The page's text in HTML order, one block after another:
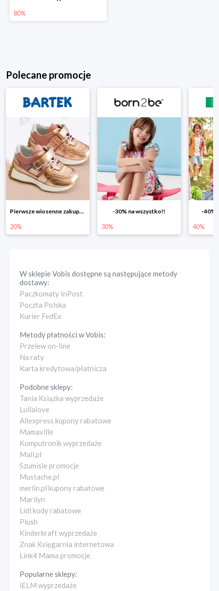
80%
Polecane promocje
Pierwsze wiosenne zakupy -20%
20%
-30% na wszystko!!
30%
-40%
40%
W sklepieVobis dostępne są następujące metody
dostawy:
Paczkomaty InPost
Poczta Polska
Kurier FedEx
Metody płatności wVobis:
Przelew on-line
Na raty
Karta kredytowa/płatnicza
Podobne sklepy:
Tania Książka wyprzedaże
Lullalove
Aliexpress kupony rabatowe
Mamaville
Komputronik wyprzedaże
Mall.pl
Szumisie promocje
Mustache.pl
merlin.pl kupony rabatowe
Marilyn
Lidl kody rabatowe
Plush
Kinderkraft wyprzedaże
Znak Księgarnia internetowa
Link4 Mama promocje
Popularne sklepy:
iELM wyprzedaże